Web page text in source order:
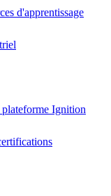
d'apprentissage
plateforme Ignition